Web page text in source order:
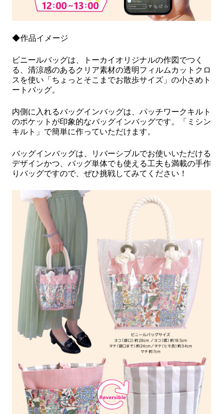
◆作品イメージ
ビニールバッグは、トーカイオリジナルの作図でつく
る、清涼感のあるクリア素材の透明フィルムカットクロ
スを使い「ちょっとそこまでお散歩サイズ」の小さめト
ートバッグ。
内側に入れるバッグインバッグは、パッチワークキルト
のポケットが印象的なバッグインバッグです。「ミシン
キルト」で簡単に作っていただけます。
バッグインバッグは、リバーシブルでお使いいただける
デザインかつ、バッグ単体でも使える工夫も満載の手作
りバッグですので、ぜひ挑戦してみてください！